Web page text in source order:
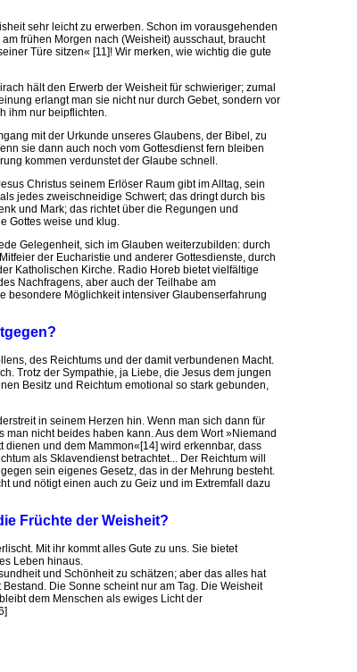
sehr leicht zu erwerben. Schon im vorausgehenden
frühen Morgen nach (Weisheit) ausschaut, braucht
Türe sitzen« [11]! Wir merken, wie wichtig die gute
hält den Erwerb der Weisheit für schwieriger; zumal
erlangt man sie nicht nur durch Gebet, sondern vor
ihm nur beipflichten.
mit der Urkunde unseres Glaubens, der Bibel, zu
sie dann auch noch vom Gottesdienst fern bleiben
kommen verdunstet der Glaube schnell.
Christus seinem Erlöser Raum gibt im Alltag, sein
jedes zweischneidige Schwert; das dringt durch bis
und Mark; das richtet über die Regungen und
Gottes weise und klug.
Gelegenheit, sich im Glauben weiterzubilden: durch
der Eucharistie und anderer Gottesdienste, durch
Katholischen Kirche. Radio Horeb bietet vielfältige
Nachfragens, aber auch der Teilhabe am
besondere Möglichkeit intensiver Glaubenserfahrung
des Reichtums und der damit verbundenen Macht.
Trotz der Sympathie, ja Liebe, die Jesus dem jungen
Besitz und Reichtum emotional so stark gebunden,
in seinem Herzen hin. Wenn man sich dann für
nicht beides haben kann. Aus dem Wort »Niemand
und dem Mammon«[14] wird erkennbar, dass
als Sklavendienst betrachtet... Der Reichtum will
sein eigenes Gesetz, das in der Mehrung besteht.
und nötigt einen auch zu Geiz und im Extremfall dazu
Früchte der Weisheit?
Mit ihr kommt alles Gute zu uns. Sie bietet
Leben hinaus.
und Schönheit zu schätzen; aber das alles hat
Die Sonne scheint nur am Tag. Die Weisheit
dem Menschen als ewiges Licht der